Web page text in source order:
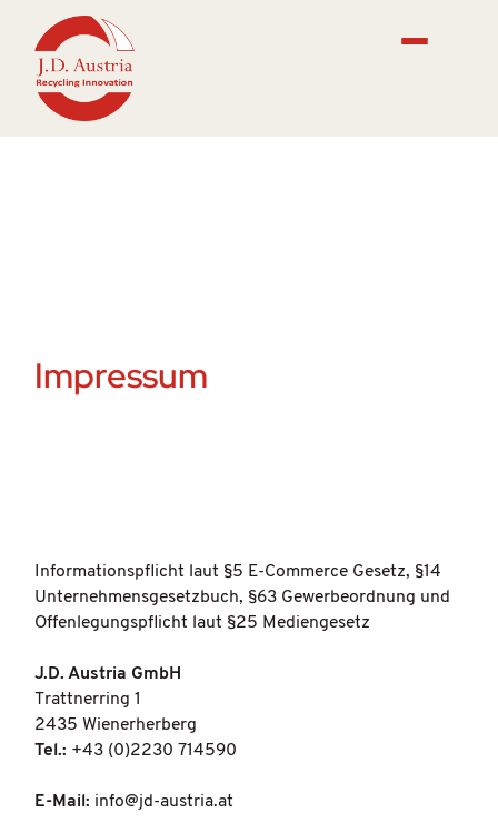
Impressum
Informationspflicht laut §5 E-Commerce Gesetz, §14
Unternehmensgesetzbuch, §63 Gewerbeordnung und
Offenlegungspflicht laut §25 Mediengesetz
J.D. Austria GmbH
Trattnerring 1
2435 Wienerherberg
Tel.: +43 (0)2230 714590
E-Mail: info@jd-austria.at